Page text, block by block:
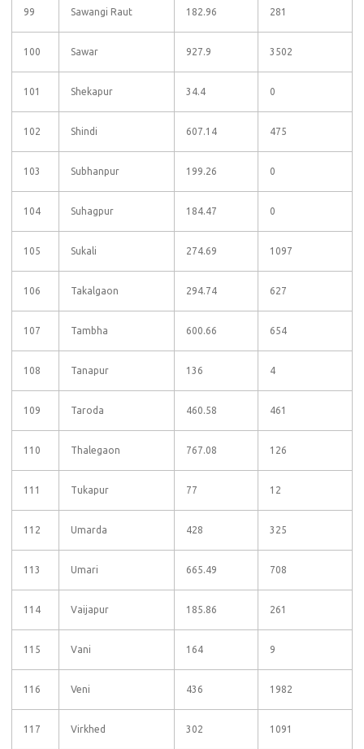
99 Sawangi Raut 182.96 281
100 Sawar 927.9 3502
101 Shekapur 34.4 0
102 Shindi 607.14 475
103 Subhanpur 199.26 0
104 Suhagpur 184.47 0
105 Sukali 274.69 1097
106 Takalgaon 294.74 627
107 Tambha 600.66 654
108 Tanapur 136 4
109 Taroda 460.58 461
110 Thalegaon 767.08 126
111 Tukapur 77 12
112 Umarda 428 325
113 Umari 665.49 708
114 Vaijapur 185.86 261
115 Vani 164 9
116 Veni 436 1982
117 Virkhed 302 1091